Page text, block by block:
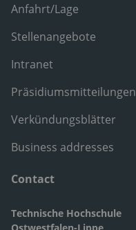
Anfahrt/Lage
Stellenangebote
Intranet
Präsidiumsmitteilungen
Verkündungsblätter
Business addresses
Contact
Technische Hochschule